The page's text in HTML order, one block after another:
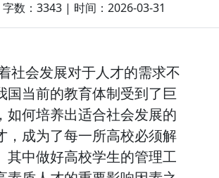
数：3343 | 时间：2026-03-31
社会发展对于人才的需求不
国当前的教育体制受到了巨
如何培养出适合社会发展的
，成为了每一所高校必须解
其中做好高校学生的管理工